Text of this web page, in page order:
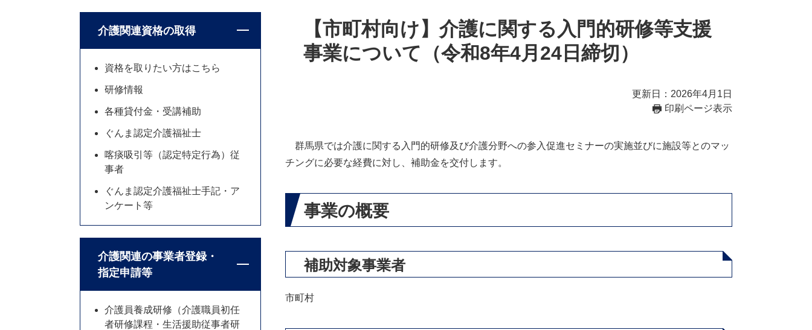
【市町村向け】介護に関する入門的研修等支援
事業について（令和8年4月24日締切）
更新日：2026年4月1日
印刷ページ表示
群馬県では介護に関する入門的研修及び介護分野への参入促進セミナーの実施並びに施設等とのマッ
チングに必要な経費に対し、補助金を交付します。
事業の概要
補助対象事業者
市町村
介護関連資格の取得
資格を取りたい方はこちら
研修情報
各種貸付金・受講補助
ぐんま認定介護福祉士
喀痰吸引等（認定特定行為）従
事者
ぐんま認定介護福祉士手記・ア
ンケート等
介護関連の事業者登録・
指定申請等
介護員養成研修（介護職員初任
者研修課程・生活援助従事者研